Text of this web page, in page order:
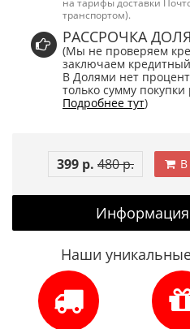
транспортом).
РАССРОЧКА
(Мы не проверяем
заключаем
В Долями нет
только сумму
Подробнее тут)
399 р. 480 р. В
Информация
Наши